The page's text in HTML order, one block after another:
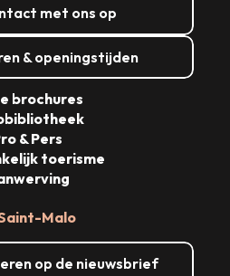
met ons op
& openingstijden
Malo
op de nieuwsbrief
brochures
& Pers
toerisme